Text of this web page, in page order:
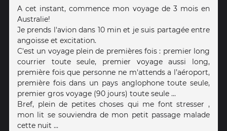
A cet instant, commence mon voyage de 3 mois en
Australie!
Je prends l'avion dans 10 min et je suis partagée entre
angoisse et excitation.
C'est un voyage plein de premières fois : premier long
courrier toute seule, premier voyage aussi long,
première fois que personne ne m'attends a l’aéroport,
première fois dans un pays anglophone toute seule,
premier gros voyage (90 jours) toute seule ...
Bref, plein de petites choses qui me font stresser ,
mon lit se souviendra de mon petit passage malade
cette nuit ...